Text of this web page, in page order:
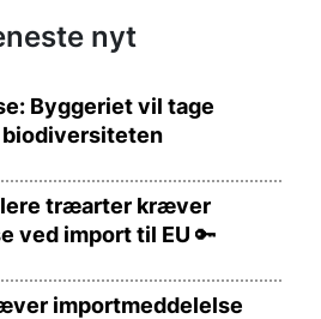
nyt
Byggeriet vil tage
træarter kræver
ved import til EU 🔑
importmeddelelse